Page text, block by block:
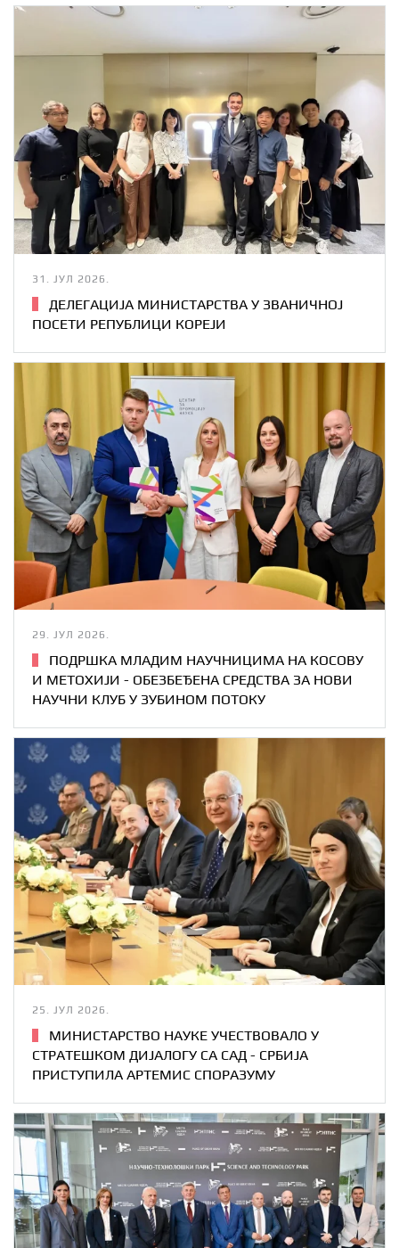
31. ЈУЛ 2026.
ДЕЛЕГАЦИЈА МИНИСТАРСТВА У ЗВАНИЧНОЈ
ПОСЕТИ РЕПУБЛИЦИ КОРЕЈИ
29. ЈУЛ 2026.
ПОДРШКА МЛАДИМ НАУЧНИЦИМА НА КОСОВУ
И МЕТОХИЈИ - ОБЕЗБЕЂЕНА СРЕДСТВА ЗА НОВИ
НАУЧНИ КЛУБ У ЗУБИНОМ ПОТОКУ
25. ЈУЛ 2026.
МИНИСТАРСТВО НАУКЕ УЧЕСТВОВАЛО У
СТРАТЕШКОМ ДИЈАЛОГУ СА САД - СРБИЈА
ПРИСТУПИЛА АРТЕМИС СПОРАЗУМУ